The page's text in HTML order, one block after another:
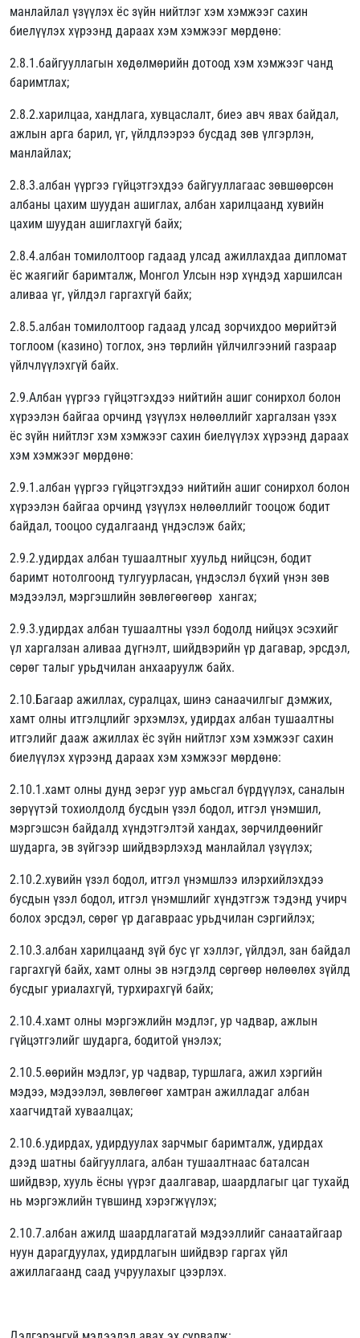
манлайлал үзүүлэх ёс зүйн нийтлэг хэм хэмжээг сахин
биелүүлэх хүрээнд дараах хэм хэмжээг мөрдөнө:
2.8.1.байгууллагын хөдөлмөрийн дотоод хэм хэмжээг чанд
баримтлах;
2.8.2.харилцаа, хандлага, хувцаслалт, биеэ авч явах байдал,
ажлын арга барил, үг, үйлдлээрээ бусдад зөв үлгэрлэн,
манлайлах;
2.8.3.албан үүргээ гүйцэтгэхдээ байгууллагаас зөвшөөрсөн
албаны цахим шуудан ашиглах, албан харилцаанд хувийн
цахим шуудан ашиглахгүй байх;
2.8.4.албан томилолтоор гадаад улсад ажиллахдаа дипломат
ёс жаягийг баримталж, Монгол Улсын нэр хүндэд харшилсан
аливаа үг, үйлдэл гаргахгүй байх;
2.8.5.албан томилолтоор гадаад улсад зорчихдоо мөрийтэй
тоглоом (казино) тоглох, энэ төрлийн үйлчилгээний газраар
үйлчлүүлэхгүй байх.
2.9.Албан үүргээ гүйцэтгэхдээ нийтийн ашиг сонирхол болон
хүрээлэн байгаа орчинд үзүүлэх нөлөөллийг харгалзан үзэх
ёс зүйн нийтлэг хэм хэмжээг сахин биелүүлэх хүрээнд дараах
хэм хэмжээг мөрдөнө:
2.9.1.албан үүргээ гүйцэтгэхдээ нийтийн ашиг сонирхол болон
хүрээлэн байгаа орчинд үзүүлэх нөлөөллийг тооцож бодит
байдал, тооцоо судалгаанд үндэслэж байх;
2.9.2.удирдах албан тушаалтныг хуульд нийцсэн, бодит
баримт нотолгоонд тулгуурласан, үндэслэл бүхий үнэн зөв
мэдээлэл, мэргэшлийн зөвлөгөөгөөр хангах;
2.9.3.удирдах албан тушаалтны үзэл бодолд нийцэх эсэхийг
үл харгалзан аливаа дүгнэлт, шийдвэрийн үр дагавар, эрсдэл,
сөрөг талыг урьдчилан анхааруулж байх.
2.10.Багаар ажиллах, суралцах, шинэ санаачилгыг дэмжих,
хамт олны итгэлцлийг эрхэмлэх, удирдах албан тушаалтны
итгэлийг дааж ажиллах ёс зүйн нийтлэг хэм хэмжээг сахин
биелүүлэх хүрээнд дараах хэм хэмжээг мөрдөнө:
2.10.1.хамт олны дунд эерэг уур амьсгал бүрдүүлэх, саналын
зөрүүтэй тохиолдолд бусдын үзэл бодол, итгэл үнэмшил,
мэргэшсэн байдалд хүндэтгэлтэй хандах, зөрчилдөөнийг
шударга, эв зүйгээр шийдвэрлэхэд манлайлал үзүүлэх;
2.10.2.хувийн үзэл бодол, итгэл үнэмшлээ илэрхийлэхдээ
бусдын үзэл бодол, итгэл үнэмшлийг хүндэтгэж тэдэнд учирч
болох эрсдэл, сөрөг үр дагавраас урьдчилан сэргийлэх;
2.10.3.албан харилцаанд зүй бус үг хэллэг, үйлдэл, зан байдал
гаргахгүй байх, хамт олны эв нэгдэлд сөргөөр нөлөөлөх зүйлд
бусдыг уриалахгүй, турхирахгүй байх;
2.10.4.хамт олны мэргэжлийн мэдлэг, ур чадвар, ажлын
гүйцэтгэлийг шударга, бодитой үнэлэх;
2.10.5.өөрийн мэдлэг, ур чадвар, туршлага, ажил хэргийн
мэдээ, мэдээлэл, зөвлөгөөг хамтран ажилладаг албан
хаагчидтай хуваалцах;
2.10.6.удирдах, удирдуулах зарчмыг баримталж, удирдах
дээд шатны байгууллага, албан тушаалтнаас баталсан
шийдвэр, хууль ёсны үүрэг даалгавар, шаардлагыг цаг тухайд
нь мэргэжлийн түвшинд хэрэгжүүлэх;
2.10.7.албан ажилд шаардлагатай мэдээллийг санаатайгаар
нуун дарагдуулах, удирдлагын шийдвэр гаргах үйл
ажиллагаанд саад учруулахыг цээрлэх.